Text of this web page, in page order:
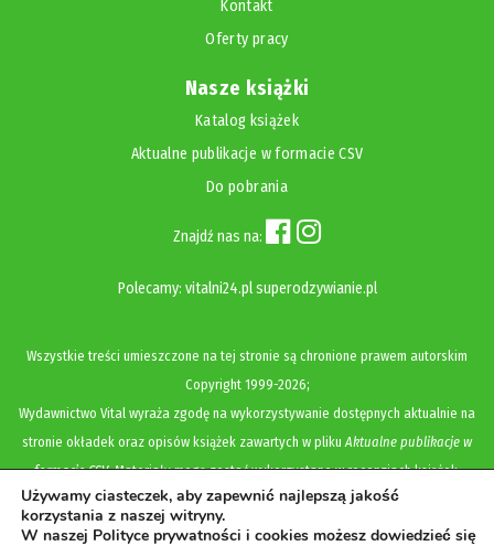
Kontakt
Oferty pracy
Nasze książki
Katalog książek
Aktualne publikacje w formacie CSV
Do pobrania
Znajdź nas na:
Polecamy: vitalni24.pl superodzywianie.pl
Wszystkie treści umieszczone na tej stronie są chronione prawem autorskim
Copyright1999-2026;
Wydawnictwo Vital wyraża zgodę na wykorzystywanie dostępnych aktualnie na
stronie okładek oraz opisów książek zawartych w plikuAktualne publikacje w
formacie CSV. Materiały mogą zostać wykorzystane w recenzjach książek,
katalogach internetowych, bibliotecznych (OPAC) oraz materiałach promujących
legalną dystrybucję książek. Usunięcie materiału z ww. strony internetowej,
Używamy ciasteczek, aby zapewnić najlepszą jakość
korzystania z naszej witryny.
W naszej Polityce prywatności i cookies możesz dowiedzieć się